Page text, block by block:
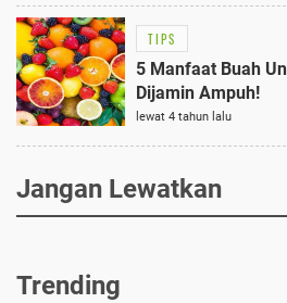
TIPS
5 Manfaat Buah
Dijamin Ampuh!
lewat 4 tahun lalu
Jangan Lewatkan
Trending